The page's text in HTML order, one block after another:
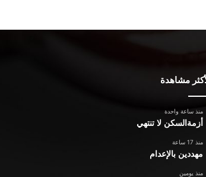
مشاهدة
منذ ساعة واحدة
أزمةالسكن لا تنتهي
منذ 17 ساعة
مهددين بالإعدام
منذ يومين